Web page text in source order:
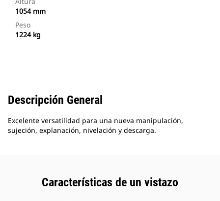
1054 mm
Peso
1224 kg
Descripción General
Excelente versatilidad para una nueva manipulación,
sujeción, explanación, nivelación y descarga.
Características de un vistazo